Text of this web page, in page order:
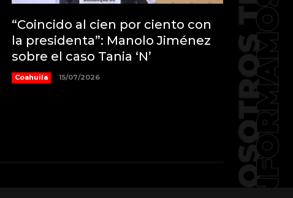
“Coincido al cien por ciento con
la presidenta”: Manolo Jiménez
sobre el caso Tania ‘N’
Coahuila 15/07/2026